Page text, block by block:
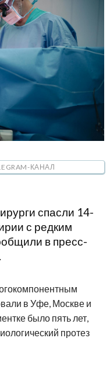
КАНАЛ
спасли 14-
с редким
в пресс-
в Уфе, Москве и
было пять лет,
протез